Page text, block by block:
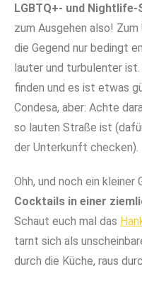
LGBTQ+- und Nightlife-
zum Ausgehen also!
die Gegend nur bedingt
lauter und turbulenter
finden und es ist etwas
Condesa, aber: Achte
so lauten Straße ist
der Unterkunft checken).
Ohh, und noch ein
Cocktails in einer
Schaut euch mal das
tarnt sich als
durch die Küche, raus